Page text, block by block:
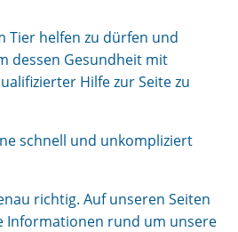
Tier helfen zu dürfen und
dessen Gesundheit mit
Hilfe zur Seite zu
schnell und unkompliziert
richtig. Auf unseren Seiten
Informationen rund um unsere